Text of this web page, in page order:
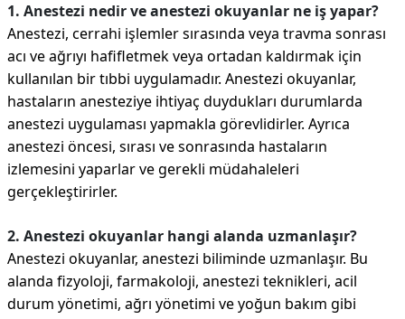
1. Anestezi nedir ve anestezi okuyanlar ne iş yapar?
Anestezi, cerrahi işlemler sırasında veya travma sonrası
acı ve ağrıyı hafifletmek veya ortadan kaldırmak için
kullanılan bir tıbbi uygulamadır. Anestezi okuyanlar,
hastaların anesteziye ihtiyaç duydukları durumlarda
anestezi uygulaması yapmakla görevlidirler. Ayrıca
anestezi öncesi, sırası ve sonrasında hastaların
izlemesini yaparlar ve gerekli müdahaleleri
gerçekleştirirler.
2. Anestezi okuyanlar hangi alanda uzmanlaşır?
Anestezi okuyanlar, anestezi biliminde uzmanlaşır. Bu
alanda fizyoloji, farmakoloji, anestezi teknikleri, acil
durum yönetimi, ağrı yönetimi ve yoğun bakım gibi